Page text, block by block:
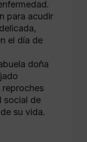
para acudir
el día de
doña
reproches
social de
su vida.